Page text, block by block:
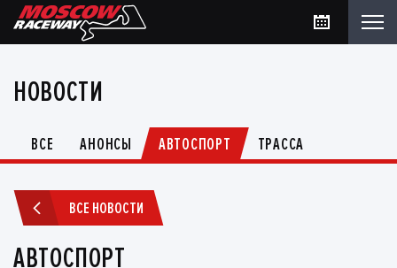
НОВОСТИ
ВСЕ АНОНСЫ АВТОСПОРТ ТРАССА
ВСЕ НОВОСТИ
АВТОСПОРТ